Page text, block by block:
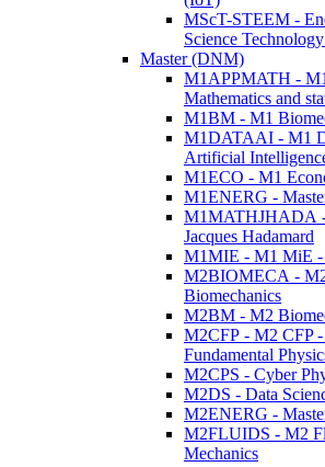
MScT-STEEM -
Science
Master (DNM)
M1APPMATH -
Mathematics and
M1BM - M1
M1DATAAI - M1
Artificial
M1ECO - M1
M1ENERG -
M1MATHJHADA -
Jacques Hadamard
M1MIE - M1 MiE -
M2BIOMECA -
Biomechanics
M2BM - M2
M2CFP - M2 CFP -
Fundamental
M2CPS - Cyber
M2DS - Data
M2ENERG -
M2FLUIDS - M2
Mechanics